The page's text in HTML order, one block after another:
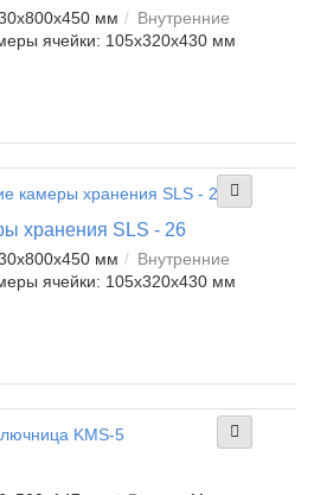
мм
Внутренние
ячейки: 105x320x430 мм
хранения SLS - 26
мм
Внутренние
ячейки: 105x320x430 мм